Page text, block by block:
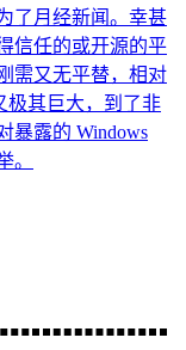
了月经新闻。幸甚
信任的或开源的平
需又无平替，相对
极其巨大，到了非
暴露的 Windows
。